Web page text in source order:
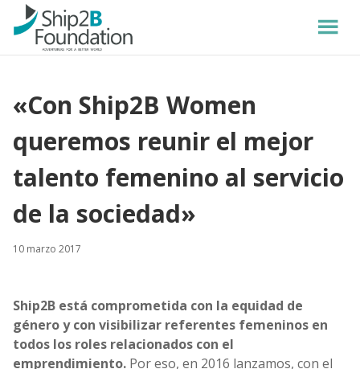
«Con Ship2B Women
queremos reunir el mejor
talento femenino al servicio
de la sociedad»
10 marzo 2017
Ship2B está comprometida con la equidad de
género y con visibilizar referentes femeninos en
todos los roles relacionados con el
emprendimiento. Por eso, en 2016 lanzamos, con el